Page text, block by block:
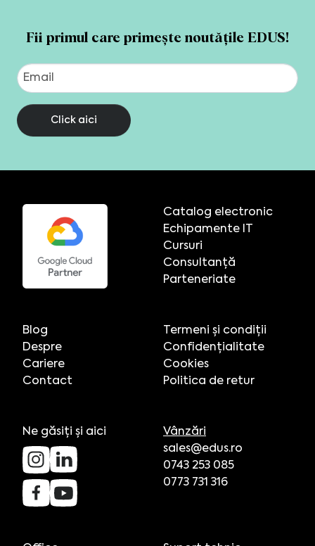
Fii primul care primește noutățile EDUS!
Click aici
Catalog electronic
Echipamente IT
Cursuri
Consultanță
Parteneriate
Blog
Despre
Cariere
Contact
Termeni și condiții
Confidențialitate
Cookies
Politica de retur
Ne găsiți și aici
Vânzări
sales@edus.ro
0743 253 085
0773 731 316